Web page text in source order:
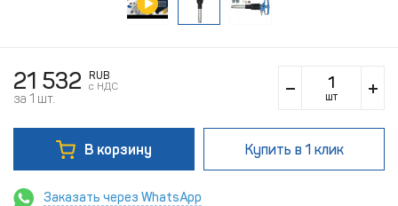
21 532
RUB
c НДС
за 1 шт. шт
В корзину Купить в 1 клик
Заказать через WhatsApp